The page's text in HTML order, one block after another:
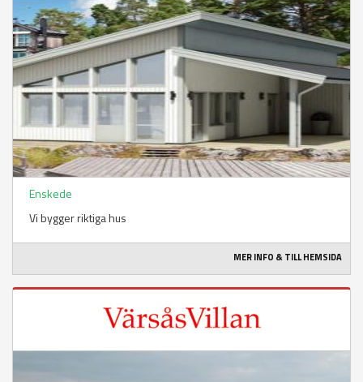
Enskede
Vi bygger riktiga hus
MER INFO & TILL HEMSIDA